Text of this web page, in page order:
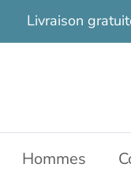
Livraison
Hommes